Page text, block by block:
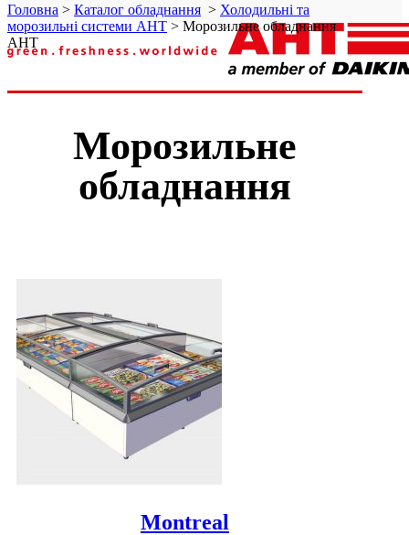
Головна > Каталог обладнання > Холодильні та
морозильні системи AHT > Морозильне обладнання
AHT
Морозильне
обладнання
Montreal